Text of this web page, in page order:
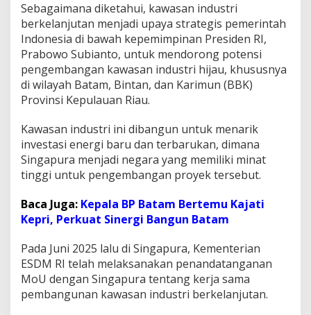
Sebagaimana diketahui, kawasan industri
berkelanjutan menjadi upaya strategis pemerintah
Indonesia di bawah kepemimpinan Presiden RI,
Prabowo Subianto, untuk mendorong potensi
pengembangan kawasan industri hijau, khususnya
di wilayah Batam, Bintan, dan Karimun (BBK)
Provinsi Kepulauan Riau.
Kawasan industri ini dibangun untuk menarik
investasi energi baru dan terbarukan, dimana
Singapura menjadi negara yang memiliki minat
tinggi untuk pengembangan proyek tersebut.
Baca Juga: Kepala BP Batam Bertemu Kajati
Kepri, Perkuat Sinergi Bangun Batam
Pada Juni 2025 lalu di Singapura, Kementerian
ESDM RI telah melaksanakan penandatanganan
MoU dengan Singapura tentang kerja sama
pembangunan kawasan industri berkelanjutan.